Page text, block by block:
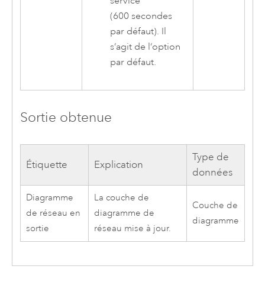
(600 secondes
par défaut). Il
s’agit de l’option
par défaut.
Sortie obtenue
Étiquette Explication
Type de
données
Diagramme
de réseau en
sortie
La couche de
diagramme de
réseau mise à jour.
Couche de
diagramme